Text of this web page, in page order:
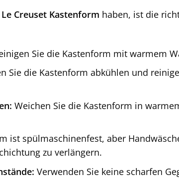
Le Creuset Kastenform haben, ist die
Sie die Kastenform mit warmem
Sie die Kastenform abkühlen und
Weichen Sie die Kastenform in
ist spülmaschinenfest, aber
zu verlängern.
Verwenden Sie keine scharfen